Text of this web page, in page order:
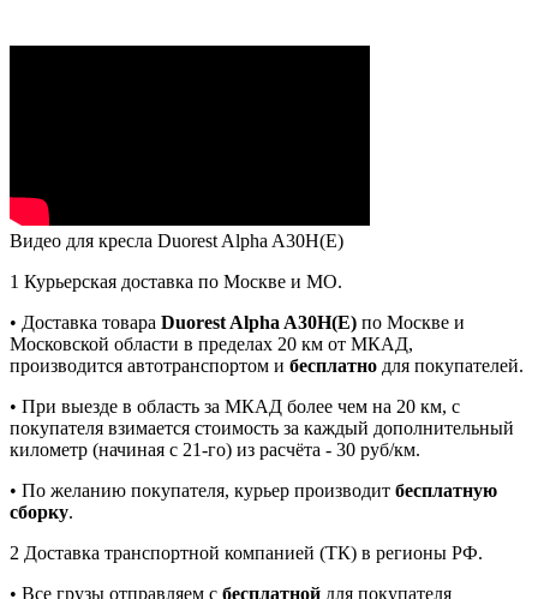
Видео для кресла Duorest Alpha A30H(E)
1 Курьерская доставка по Москве и МО.
• Доставка товара Duorest Alpha A30H(E) по Москве и
Московской области в пределах 20 км от МКАД,
производится автотранспортом и бесплатно для покупателей.
• При выезде в область за МКАД более чем на 20 км, с
покупателя взимается стоимость за каждый дополнительный
километр (начиная с 21-го) из расчёта - 30 руб/км.
• По желанию покупателя, курьер производит бесплатную
сборку.
2 Доставка транспортной компанией (ТК) в регионы РФ.
• Все грузы отправляем с бесплатной для покупателя